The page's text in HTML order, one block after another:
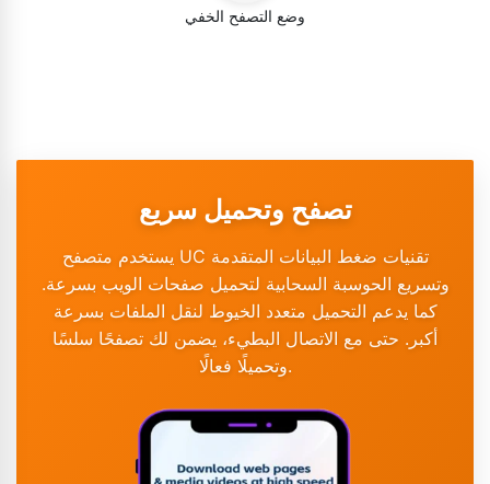
وضع التصفح الخفي
تصفح وتحميل سريع
يستخدم متصفح UC تقنيات ضغط البيانات المتقدمة
وتسريع الحوسبة السحابية لتحميل صفحات الويب بسرعة.
كما يدعم التحميل متعدد الخيوط لنقل الملفات بسرعة
أكبر. حتى مع الاتصال البطيء، يضمن لك تصفحًا سلسًا
وتحميلًا فعالًا.